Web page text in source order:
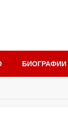
БИОГРАФИИ